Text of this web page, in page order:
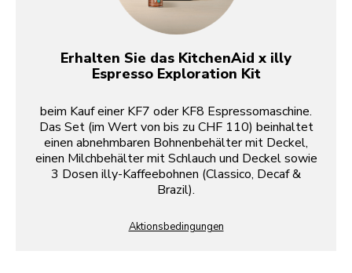
Erhalten Sie das KitchenAid x illy
Espresso Exploration Kit
beim Kauf einer KF7 oder KF8 Espressomaschine.
Das Set (im Wert von bis zu CHF 110) beinhaltet
einen abnehmbaren Bohnenbehälter mit Deckel,
einen Milchbehälter mit Schlauch und Deckel sowie
3 Dosen illy-Kaffeebohnen (Classico, Decaf &
Brazil).
Aktionsbedingungen